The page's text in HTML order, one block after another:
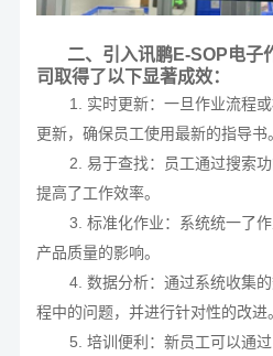
二、引入讯鹏E-SOP电子
司取得了以下显著成效：
1. 实时更新：一旦作业流程
更新，确保员工使用最新的指导书。
2. 易于查找：员工通过搜索
提高了工作效率。
3. 标准化作业：系统统一了
产品质量的影响。
4. 数据分析：通过系统收集
程中的问题，并进行针对性的改进。
5. 培训便利：新员工可以通